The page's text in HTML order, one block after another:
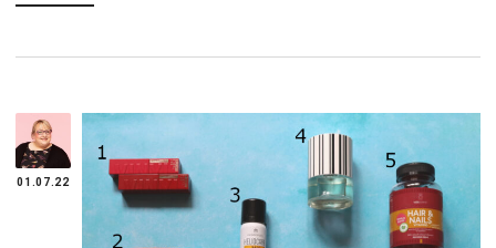
01.07.22